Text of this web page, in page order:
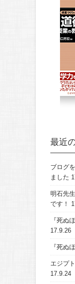
最近
ブログ
ました
明石先
です！
『死ぬ
17.9.26
『死ぬ
エジプ
17.9.24